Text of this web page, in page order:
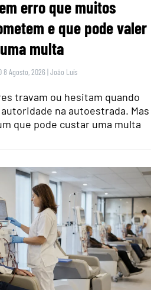
erro que muitos
e que pode valer
uma multa
8 Agosto, 2026 |João Luís
travam ou hesitam quando
na autoestrada. Mas
que pode custar uma multa